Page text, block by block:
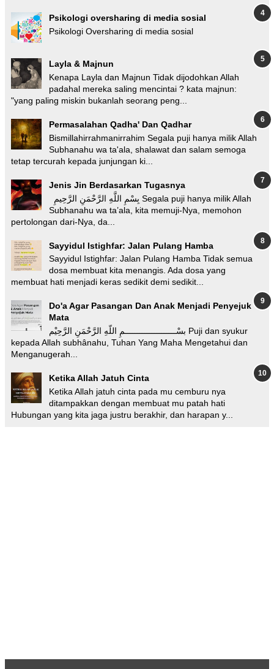
Psikologi oversharing di media sosial
Psikologi Oversharing di media sosial
Layla & Majnun
Kenapa Layla dan Majnun Tidak dijodohkan Allah
padahal mereka saling mencintai ? kata majnun:
"yang paling miskin bukanlah seorang peng...
Permasalahan Qadha' Dan Qadhar
Bismillahirrahmanirrahim Segala puji hanya milik Allah
Subhanahu wa ta'ala, shalawat dan salam semoga
tetap tercurah kepada junjungan ki...
Jenis Jin Berdasarkan Tugasnya
Subhanahu wa ta’ala, kita memuji-Nya, memohon
pertolongan dari-Nya, da...
Sayyidul Istighfar: Jalan Pulang Hamba
Sayyidul Istighfar: Jalan Pulang Hamba Tidak semua
dosa membuat kita menangis. Ada dosa yang
membuat hati menjadi keras sedikit demi sedikit...
Do'a Agar Pasangan Dan Anak Menjadi Penyejuk
Mata
بسْـــــــــــــــــــــمِ اللّهِ الرَّحْمَنِ الرَّحِيْم Puji dan syukur
kepada Allah subhânahu, Tuhan Yang Maha Mengetahui dan
Menganugerah...
Ketika Allah Jatuh Cinta
Ketika Allah jatuh cinta pada mu cemburu nya
ditampakkan dengan membuat mu patah hati
Hubungan yang kita jaga justru berakhir, dan harapan y...